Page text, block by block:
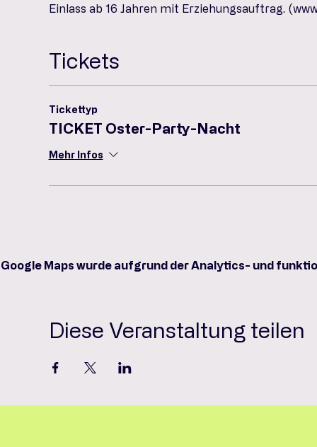
Einlass ab 16 Jahren mit Erziehungsauftrag.
Tickets
Tickettyp
TICKET Oster-Party-Nacht
Mehr Infos
Google Maps wurde aufgrund der Analytics- und
Diese Veranstaltung teilen